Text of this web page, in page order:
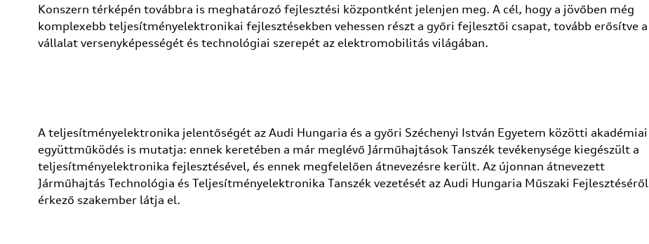
Konszern térképén továbbra is meghatározó fejlesztési központként jelenjen meg. A cél, hogy a jövőben még
komplexebb teljesítményelektronikai fejlesztésekben vehessen részt a győri fejlesztői csapat, tovább erősítve a
vállalat versenyképességét és technológiai szerepét az elektromobilitás világában.
A teljesítményelektronika jelentőségét az Audi Hungaria és a győri Széchenyi István Egyetem közötti akadémiai
együttműködés is mutatja: ennek keretében a már meglévő Járműhajtások Tanszék tevékenysége kiegészült a
teljesítményelektronika fejlesztésével, és ennek megfelelően átnevezésre került. Az újonnan átnevezett
Járműhajtás Technológia és Teljesítményelektronika Tanszék vezetését az Audi Hungaria Műszaki Fejlesztéséről
érkező szakember látja el.